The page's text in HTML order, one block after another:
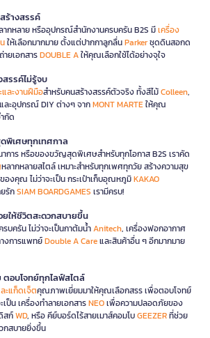
ร้างสรรค์
กหลาย หรืออุปกรณ์สำนักงานครบครัน B2S มีเครื่อง
ให้เลือกมากมาย ตั้งแต่ปากกาลูกลื่นParkerชุดดินสอกด
ยเอกสารDOUBLE Aให้คุณเลือกใช้ได้อย่างจุใจ
รรค์ไม่รู้จบ
ละงานฝีมือสำหรับคนสร้างสรรค์ตัวจริง ทั้งสีไม้Colleen,
และอุปกรณ์ DIY ต่างๆ จากMONT MARTEให้คุณ
กัด
พิเศษทุกเทศกาล
การ หรือของขวัญสุดพิเศษสำหรับทุกโอกาส B2S เราคัด
หลากหลายสไตล์ เหมาะสำหรับทุกเพศทุกวัย สร้างความสุข
งคุณ ไม่ว่าจะเป็น กระเป๋าเก็บอุณหภูมิKAKAO
รักSIAM BOARDGAMES เรามีครบ!
ยให้ชีวิตสะดวกสบายขึ้น
รบครัน ไม่ว่าจะเป็นกาต้มน้ำAnitech, เครื่องฟอกอากาศ
งการแพทย์Double A Careและสินค้าอื่น ๆ อีกมากมาย
ตอบโจทย์ทุกไลฟ์สไตล์
ะแก็ดเจ็ตคุณภาพเยี่ยมมาให้คุณเลือกสรร เพื่อตอบโจทย์
ป็น เครื่องทำลายเอกสารNEOเพื่อความปลอดภัยของ
สก์WD, หรือ คีย์บอร์ดไร้สายเมาส์คอมโบGEEZERที่ช่วย
กสบายยิ่งขึ้น